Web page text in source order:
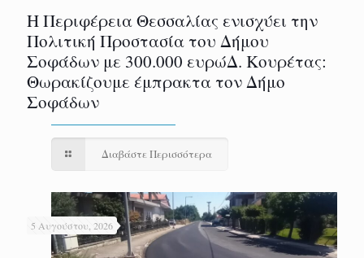
Η Περιφέρεια Θεσσαλίας ενισχύει την
Πολιτική Προστασία του Δήμου
Σοφάδων με 300.000 ευρώΔ. Κουρέτας:
Θωρακίζουμε έμπρακτα τον Δήμο
Σοφάδων
Διαβάστε Περισσότερα
5 Αυγούστου, 2026